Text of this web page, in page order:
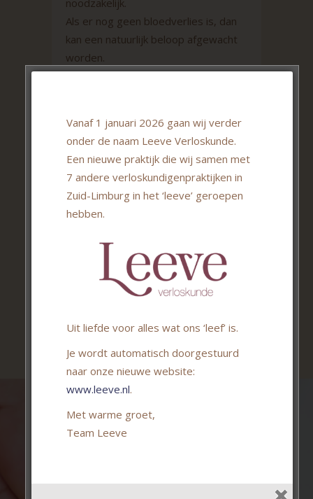
Als er nog geen bloedverlies is, dan
kan een natuurlijk beloop afgewacht
worden.
Duurt het bloedverlies te lang of is te
doorverwijzing kan ook op eigen
verzoek al eerder. Samen met de
gynaecoloog wordt dan bekeken wat
de beste behandeling op dat
moment is.
Wat erna?
praktijk
Vanaf 1 januari 2026 gaan wij verder
onder de naam Leeve Verloskunde.
Een nieuwe praktijk die wij samen met
7 andere verloskundigenpraktijken in
Zuid-Limburg in het ‘leeve’ geroepen
hebben.
Uit liefde voor alles wat ons ‘leef’ is.
Je wordt automatisch doorgestuurd
naar onze nieuwe website:
www.leeve.nl.
Met warme groet,
Team Leeve